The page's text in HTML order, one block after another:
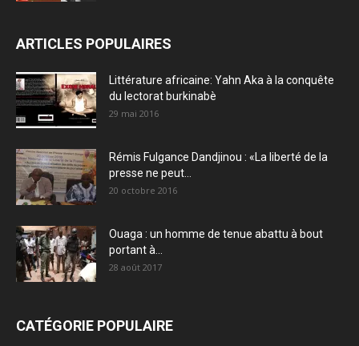
ARTICLES POPULAIRES
Littérature africaine: Yahn Aka à la conquête
du lectorat burkinabè
29 mai 2016
Rémis Fulgance Dandjinou : «La liberté de la
presse ne peut...
20 octobre 2016
Ouaga : un homme de tenue abattu à bout
portant à...
28 août 2017
CATÉGORIE POPULAIRE